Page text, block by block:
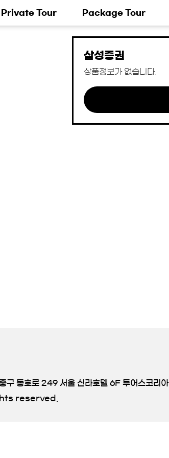
Private Tour Package Tour
삼성증권
상품정보가 없습니다.
구 동호로 249 서울 신라호텔 6F 투어스코리아
reserved.